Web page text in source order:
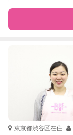
サポートの特徴
東京都渋谷区在住